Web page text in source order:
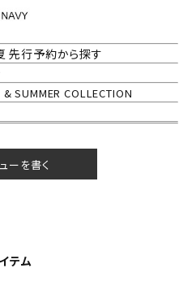
行予約から探す
SUMMER COLLECTION
ーを書く
テム